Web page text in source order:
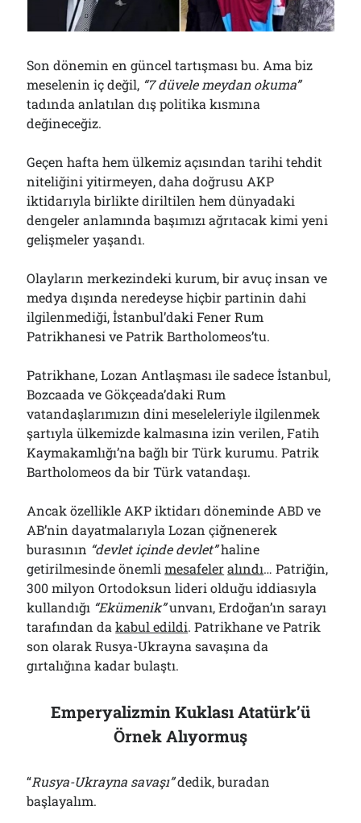
Çağırdı!..
31/07/2026
Arşivler
Arşivler
Son dönemin en güncel tartışması bu. Ama biz
meselenin iç değil, “7 düvele meydan okuma”
tadında anlatılan dış politika kısmına
değineceğiz.
Geçen hafta hem ülkemiz açısından tarihi tehdit
niteliğini yitirmeyen, daha doğrusu AKP
iktidarıyla birlikte diriltilen hem dünyadaki
dengeler anlamında başımızı ağrıtacak kimi yeni
gelişmeler yaşandı.
Olayların merkezindeki kurum, bir avuç insan ve
medya dışında neredeyse hiçbir partinin dahi
ilgilenmediği, İstanbul’daki Fener Rum
Patrikhanesi ve Patrik Bartholomeos’tu.
Patrikhane, Lozan Antlaşması ile sadece İstanbul,
Bozcaada ve Gökçeada’daki Rum
vatandaşlarımızın dini meseleleriyle ilgilenmek
şartıyla ülkemizde kalmasına izin verilen, Fatih
Kaymakamlığı’na bağlı bir Türk kurumu. Patrik
Bartholomeos da bir Türk vatandaşı.
Ancak özellikle AKP iktidarı döneminde ABD ve
AB’nin dayatmalarıyla Lozan çiğnenerek
burasının “devlet içinde devlet”haline
getirilmesinde önemlimesafeleralındı… Patriğin,
300 milyon Ortodoksun lideri olduğu iddiasıyla
kullandığı “Ekümenik”unvanı, Erdoğan’ın sarayı
tarafından dakabul edildi. Patrikhane ve Patrik
son olarak Rusya-Ukrayna savaşına da
gırtalığına kadar bulaştı.
Emperyalizmin Kuklası Atatürk’ü
Örnek Alıyormuş
“Rusya-Ukrayna savaşı”dedik, buradan
başlayalım.